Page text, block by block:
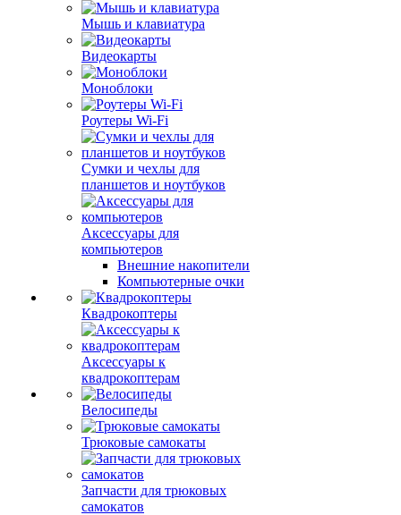
Мышь и клавиатура
Видеокарты
Моноблоки
Роутеры Wi-Fi
Сумки и чехлы для
планшетов и ноутбуков
Аксессуары для
компьютеров
Внешние накопители
Компьютерные очки
Квадрокоптеры
Аксессуары к
квадрокоптерам
Велосипеды
Трюковые самокаты
Запчасти для трюковых
самокатов